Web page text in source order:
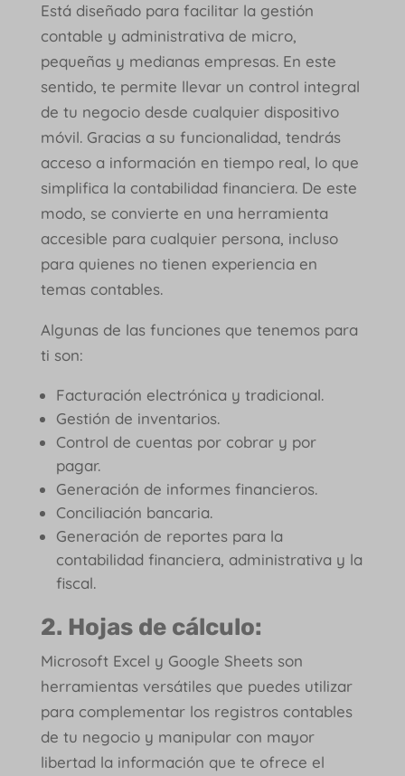
Está diseñado para facilitar la gestión
contable y administrativa de micro,
pequeñas y medianas empresas. En este
sentido, te permite llevar un control integral
de tu negocio desde cualquier dispositivo
móvil. Gracias a su funcionalidad, tendrás
acceso a información en tiempo real, lo que
simplifica la contabilidad financiera. De este
modo, se convierte en una herramienta
accesible para cualquier persona, incluso
para quienes no tienen experiencia en
temas contables.
Algunas de las funciones que tenemos para
ti son:
Facturación electrónica y tradicional.
Gestión de inventarios.
Control de cuentas por cobrar y por
pagar.
Generación de informes financieros.
Conciliación bancaria.
Generación de reportes para la
contabilidad financiera, administrativa y la
fiscal.
2. Hojas de cálculo:
Microsoft Excel y Google Sheets son
herramientas versátiles que puedes utilizar
para complementar los registros contables
de tu negocio y manipular con mayor
libertad la información que te ofrece el